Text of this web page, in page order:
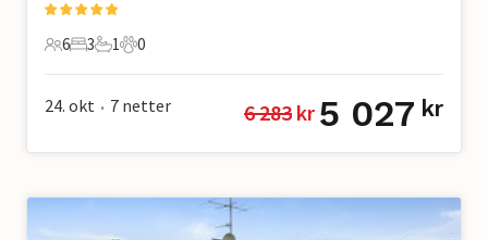
6 Gjester
6
3 Soverom
3
1 Bad
1
0 Kjæledyr
0
24. okt • 7 netter 6 283 kr 5 027 kr